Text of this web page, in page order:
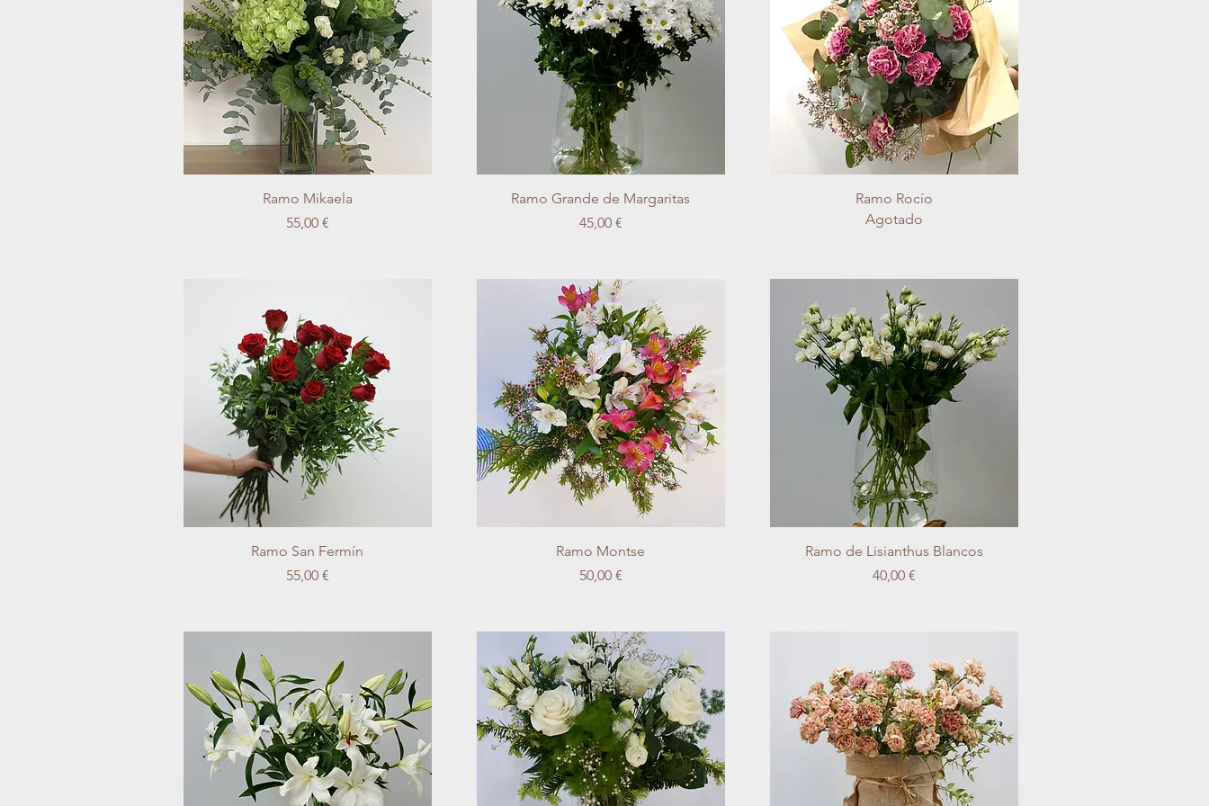
Vista rápida
Ramo Mikaela
Precio
55,00 €
Vista rápida
Ramo Grande de Margaritas
Precio
45,00 €
Vista rápida
Ramo Rocío
Agotado
Vista rápida
Ramo San Fermín
Precio
55,00 €
Vista rápida
Ramo Montse
Precio
50,00 €
Vista rápida
Ramo de Lisianthus Blancos
Precio
40,00 €